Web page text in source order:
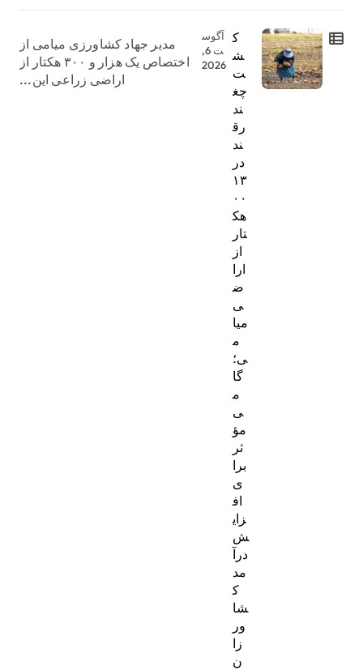
ک
ش
ت
چغ
ند
رق
ند
در
۱۳
۰۰
هک
تار
از
ارا
ض
ی
میا
م
ی؛
گا
م
ی
مؤ
ثر
برا
ی
اف
زای
ش
درآ
مد
ک
شا
ور
زا
ن
آگوس
ت 6,
2026
مدیر جهاد کشاورزی میامی از
اختصاص یک هزار و ۳۰۰ هکتار از
اراضی زراعی این...